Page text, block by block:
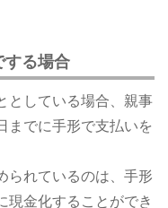
る場合
としている場合、親事
までに手形で支払いを
られているのは、手形
現金化することができ